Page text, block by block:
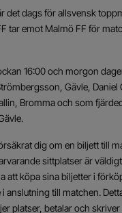
det dags för allsvensk
tar emot Malmö FF för
16:00 och morgon
Gävle, Daniel
Bromma och som
dig om en biljett till
sittplatser är
att köpa sina biljetter i
anslutning till matchen.
platser, betalar och skriver